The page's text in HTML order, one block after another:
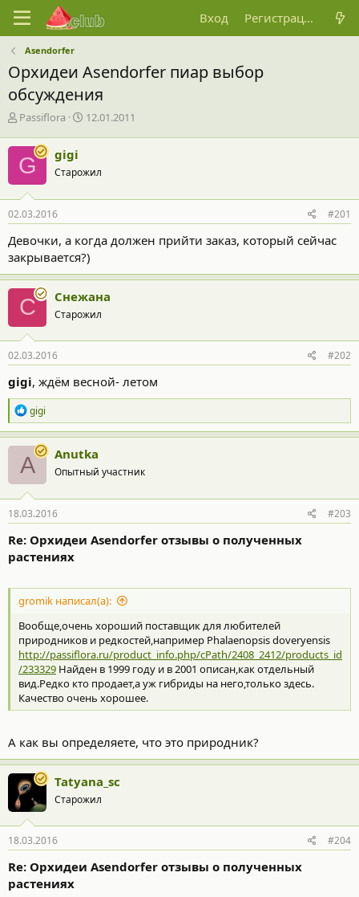
Вход Регистрация
Asendorfer
Орхидеи Asendorfer пиар выбор
обсуждения
А
т
о
р
т
е
м
Passiflora
Д
н
ч
а
12.01.2011
G gigi
Старожил
02.03.2016 #201
Девочки, а когда должен прийти заказ, который сейчас
закрывается?)
C Cнежана
Старожил
02.03.2016 #202
gigi, ждём весной- летом
Р
е
а
к
ц
и
и
:
gigi
A Anutka
Опытный участник
18.03.2016 #203
Re: Орхидеи Asendorfer отзывы о полученных
растениях
gromik написал(а):
Вообще,очень хороший поставщик для любителей
природников и редкостей,например Phalaenopsis doveryensis
http://passiflora.ru/product_info.php/cPath/2408_2412/products_id
/233329 Найден в 1999 году и в 2001 описан,как отдельный
вид.Редко кто продает,а уж гибриды на него,только здесь.
Качество очень хорошее.
А как вы определяете, что это природник?
Tatyana_sc
Старожил
18.03.2016 #204
Re: Орхидеи Asendorfer отзывы о полученных
растениях